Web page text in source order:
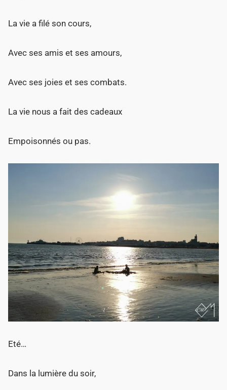
La vie a filé son cours,
Avec ses amis et ses amours,
Avec ses joies et ses combats.
La vie nous a fait des cadeaux
Empoisonnés ou pas.
Eté…
Dans la lumière du soir,